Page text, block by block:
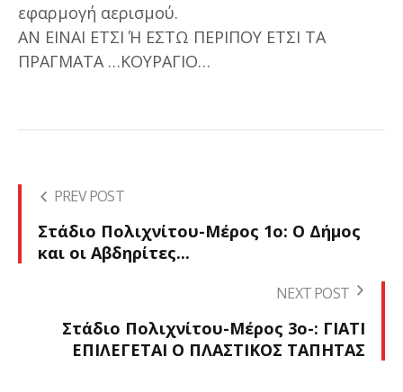
εφαρμογή αερισμού.
ΑΝ ΕΙΝΑΙ ΕΤΣΙ Ή ΕΣΤΩ ΠΕΡΙΠΟΥ ΕΤΣΙ ΤΑ
ΠΡΑΓΜΑΤΑ …ΚΟΥΡΑΓΙΟ…
PREV POST
Στάδιο Πολιχνίτου-Μέρος 1ο: Ο Δήμος
και οι Αβδηρίτες...
NEXT POST
Στάδιο Πολιχνίτου-Μέρος 3ο-: ΓΙΑΤΙ
ΕΠΙΛΕΓΕΤΑΙ Ο ΠΛΑΣΤΙΚΟΣ ΤΑΠΗΤΑΣ